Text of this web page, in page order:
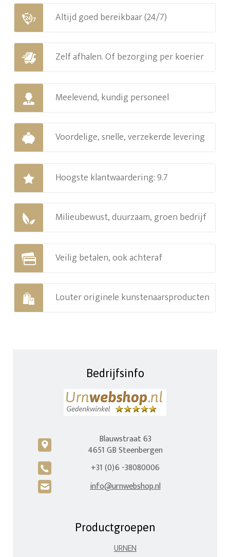
Altijd goed bereikbaar (24/7)
Zelf afhalen. Of bezorging per koerier
Meelevend, kundig personeel
Voordelige, snelle, verzekerde levering
Hoogste klantwaardering: 9.7
Milieubewust, duurzaam, groen bedrijf
Veilig betalen, ook achteraf
Louter originele kunstenaarsproducten
Bedrijfsinfo
c
Blauwstraat 63
4651 GB Steenbergen
A +31 (0)6 -38080006
H info@urnwebshop.nl
Productgroepen
URNEN